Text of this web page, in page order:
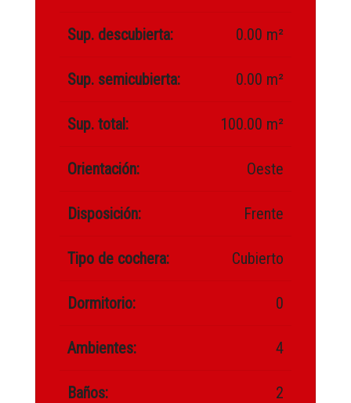
Sup. descubierta: 0.00 m²
Sup. semicubierta: 0.00 m²
Sup. total: 100.00 m²
Orientación: Oeste
Disposición: Frente
Tipo de cochera: Cubierto
Dormitorio: 0
Ambientes: 4
Baños: 2